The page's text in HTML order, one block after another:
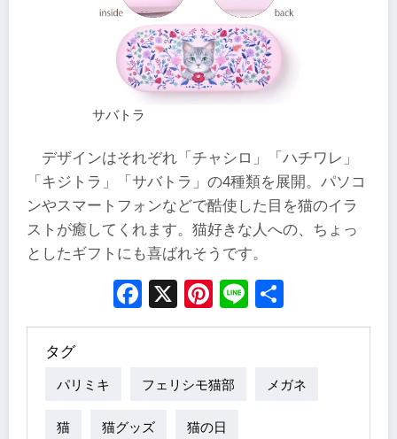
サバトラ
デザインはそれぞれ「チャシロ」「ハチワレ」
「キジトラ」「サバトラ」の4種類を展開。パソコ
ンやスマートフォンなどで酷使した目を猫のイラ
ストが癒してくれます。猫好きな人への、ちょっ
としたギフトにも喜ばれそうです。
Facebook
X Pinterest
Line
タグ
パリミキ フェリシモ猫部 メガネ
猫 猫グッズ 猫の日